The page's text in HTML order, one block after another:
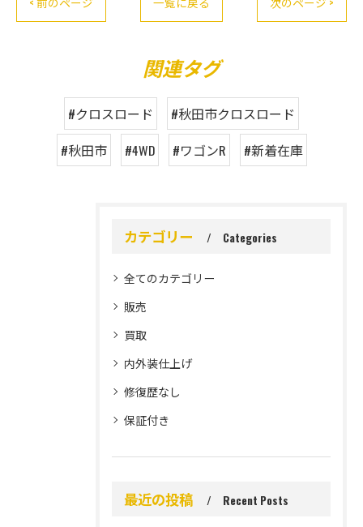
関連タグ
#クロスロード
#秋田市クロスロード
#秋田市
#4WD #ワゴンR #新着在庫
カテゴリー Categories
全てのカテゴリー
販売
買取
内外装仕上げ
修復歴なし
保証付き
最近の投稿 Recent Posts